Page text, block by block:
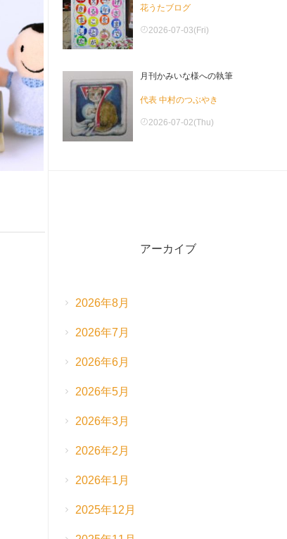
花うたブログ
2026-07-03(Fri)
月刊かみいな様への執筆
代表 中村のつぶやき
2026-07-02(Thu)
アーカイブ
2026年8月
2026年7月
2026年6月
2026年5月
2026年3月
2026年2月
2026年1月
2025年12月